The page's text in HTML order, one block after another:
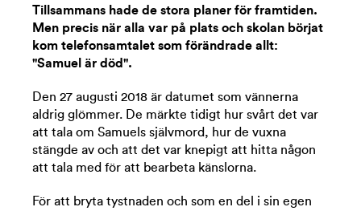
Tillsammans hade de stora planer för framtiden.
Men precis när alla var på plats och skolan börjat
kom telefonsamtalet som förändrade allt:
"Samuel är död".
Den 27 augusti 2018 är datumet som vännerna
aldrig glömmer. De märkte tidigt hur svårt det var
att tala om Samuels självmord, hur de vuxna
stängde av och att det var knepigt att hitta någon
att tala med för att bearbeta känslorna.
För att bryta tystnaden och som en del i sin egen